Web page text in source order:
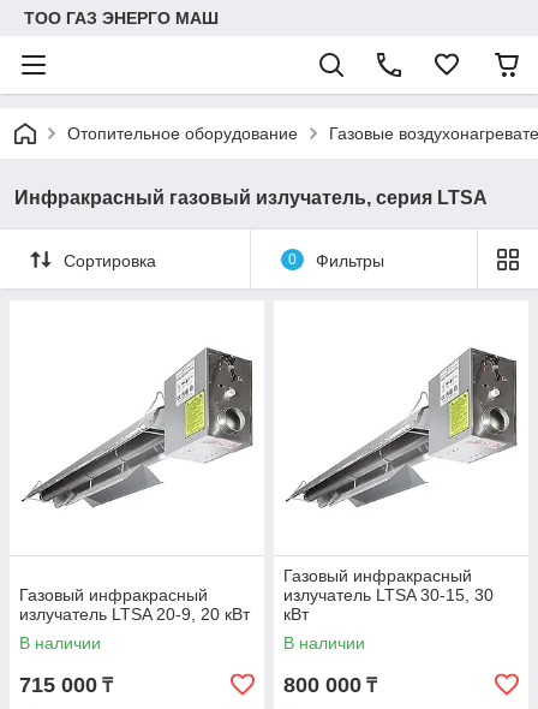
ТОО ГАЗ ЭНЕРГО МАШ
Отопительное оборудование Газовые
Инфракрасный газовый излучатель, серия LTSA
Сортировка 0 Фильтры
Газовый инфракрасный
излучатель LTSA 20-9, 20 кВт
В наличии
715 000 ₸
Газовый инфракрасный
излучатель LTSA 30-15, 30
кВт
В наличии
800 000 ₸